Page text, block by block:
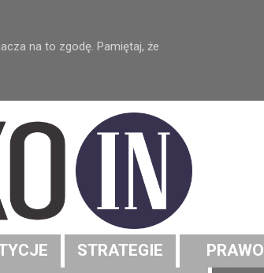
na to zgodę. Pamiętaj, że
STRATEGIE PRAWO